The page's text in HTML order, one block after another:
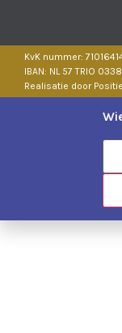
KvK nummer:
IBAN: NL 57 TRIO
Realisatie door